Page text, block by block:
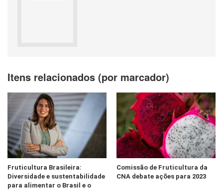
Itens relacionados (por marcador)
Fruticultura Brasileira:
Diversidade e sustentabilidade
para alimentar o Brasil e o
Comissão de Fruticultura da
CNA debate ações para 2023